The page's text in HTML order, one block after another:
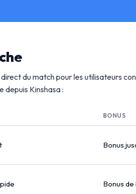
du match pour les utilisateurs
depuis Kinshasa :
BONUS
Bonus
Bonus de